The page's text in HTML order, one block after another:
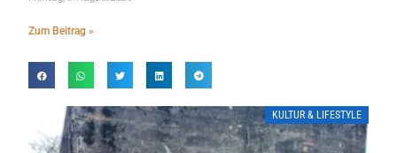
Zum Beitrag »
KULTUR & LIFESTYLE